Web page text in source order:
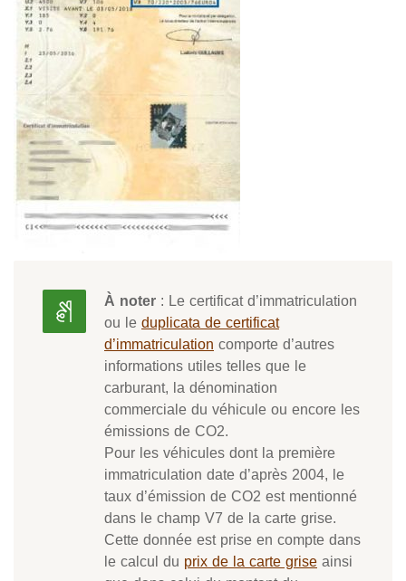
À noter : Le certificat d’immatriculation
ou le duplicata de certificat
d’immatriculation comporte d’autres
informations utiles telles que le
carburant, la dénomination
commerciale du véhicule ou encore les
émissions de CO2.
Pour les véhicules dont la première
immatriculation date d’après 2004, le
taux d’émission de CO2 est mentionné
dans le champ V7 de la carte grise.
Cette donnée est prise en compte dans
le calcul du prix de la carte grise ainsi